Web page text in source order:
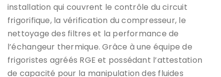
installation qui couvrent le contrôle du circuit
frigorifique, la vérification du compresseur, le
nettoyage des filtres et la performance de
l’échangeur thermique. Grâce à une équipe de
frigoristes agréés RGE et possédant l’attestation
de capacité pour la manipulation des fluides